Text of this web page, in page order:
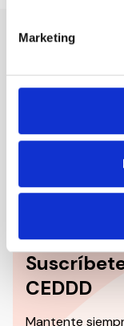
Marketing
Social’ y
solo clic.
CEDDD
Mantente